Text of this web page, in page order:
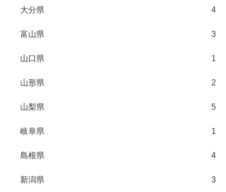
大分県 4
富山県 3
山口県 1
山形県 2
山梨県 5
岐阜県 1
島根県 4
新潟県 3